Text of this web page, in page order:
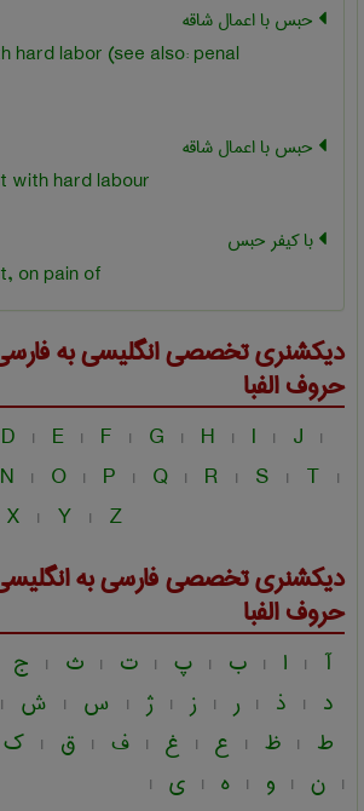
حبس با اعمال شاقه
hard labor (see also: penal
حبس با اعمال شاقه
with hard labour
با کیفر حبس
on pain of
دیکشنری تخصصی انگلیسی به
حروف الفبا
D | E | F | G | H | I | J |
N | O | P | Q | R | S | T |
X | Y | Z
دیکشنری تخصصی فارسی به
حروف الفبا
آ | ا | ب | پ | ت | ث | ج
د | ذ | ر | ز | ژ | س | ش |
ط | ظ | ع | غ | ف | ق | ک
| ن | و | ه | ی |